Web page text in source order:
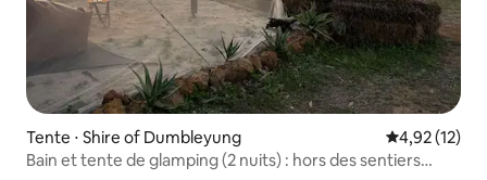
Tente ⋅ Shire of Dumbleyung Évaluation
4,92 (12)
Bain et tente de glamping (2 nuits) : hors des sentiers